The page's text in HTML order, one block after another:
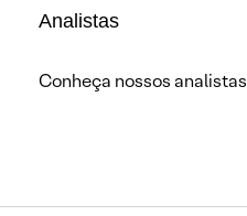
Analistas
Conheça nossos analistas